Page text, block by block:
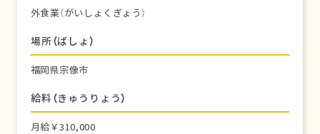
外食業（がいしょくぎょう）
場所（ばしょ）
福岡県宗像市
給料（きゅうりょう）
月給￥310,000